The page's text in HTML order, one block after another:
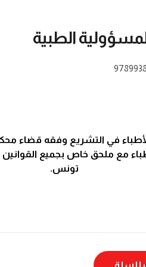
الطبية
في التشريع وفقه قضاء
مع ملحق خاص بجميع
تونس.
للسلة